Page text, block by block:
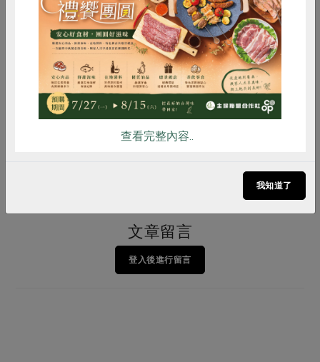
2026-08-03 社內大小事
經典未來式 從共同購買到產學合作，奠
定永續耕作的基石
更多相關文章
文章留言
登入後進行留言
惜食 RPET 食譜 減硝酸鹽
雞蛋 食安 共同購買
查看完整內容..
我知道了